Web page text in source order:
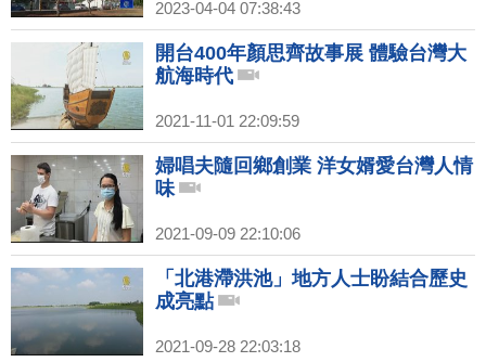
2023-04-04 07:38:43
開台400年顏思齊故事展 體驗台灣大
航海時代
2021-11-01 22:09:59
婦唱夫隨回鄉創業 洋女婿愛台灣人情
味
2021-09-09 22:10:06
「北港滯洪池」地方人士盼結合歷史
成亮點
2021-09-28 22:03:18